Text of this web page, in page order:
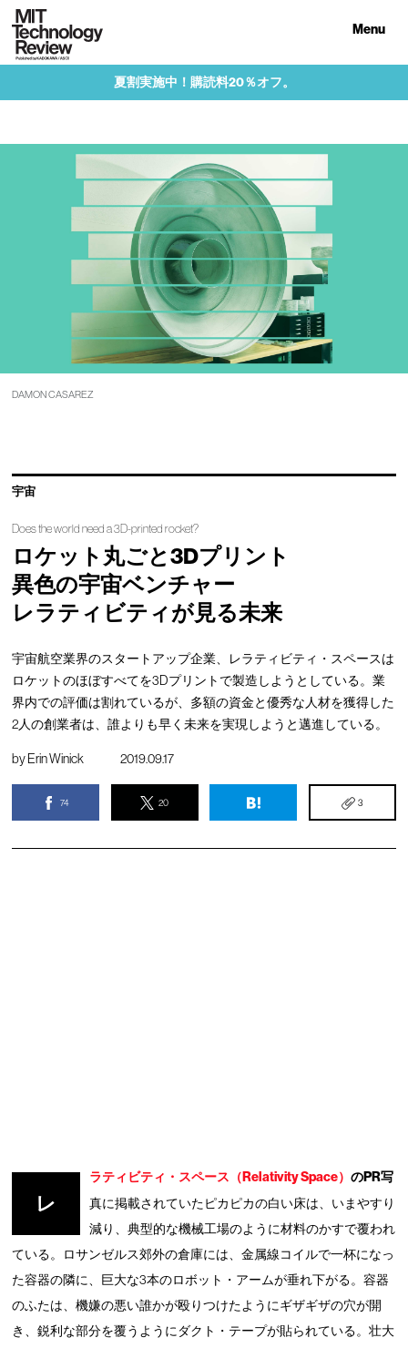
Menu
夏割実施中！購読料20％オフ。
DAMON CASAREZ
宇宙
Does the world need a 3D-printed rocket?
ロケット丸ごと3Dプリント
異色の宇宙ベンチャー
レラティビティが見る未来
宇宙航空業界のスタートアップ企業、レラティビティ・スペースは
ロケットのほぼすべてを3Dプリントで製造しようとしている。業
界内での評価は割れているが、多額の資金と優秀な人材を獲得した
2人の創業者は、誰よりも早く未来を実現しようと邁進している。
byErin Winick 2019.09.17
74 20 3
レ
ラティビティ・スペース（Relativity Space）のPR写
真に掲載されていたピカピカの白い床は、いまやすり
減り、典型的な機械工場のように材料のかすで覆われ
ている。ロサンゼルス郊外の倉庫には、金属線コイルで一杯になっ
た容器の隣に、巨大な3本のロボット・アームが垂れ下がる。容器
のふたは、機嫌の悪い誰かが殴りつけたようにギザギザの穴が開
き、鋭利な部分を覆うようにダクト・テープが貼られている。壮大